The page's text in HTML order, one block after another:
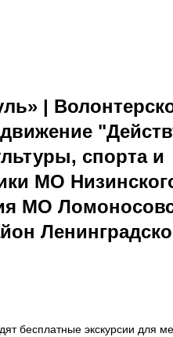
|
спорта и
МО
МО
бесплатные экскурсии для